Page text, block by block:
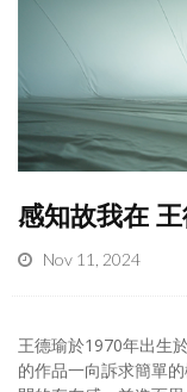
感知故我在
Nov 11, 2024
王德瑜於1970年出生
的作品一向訴求簡單